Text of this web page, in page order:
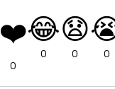
❤️
0
😂
0
😧
0 0